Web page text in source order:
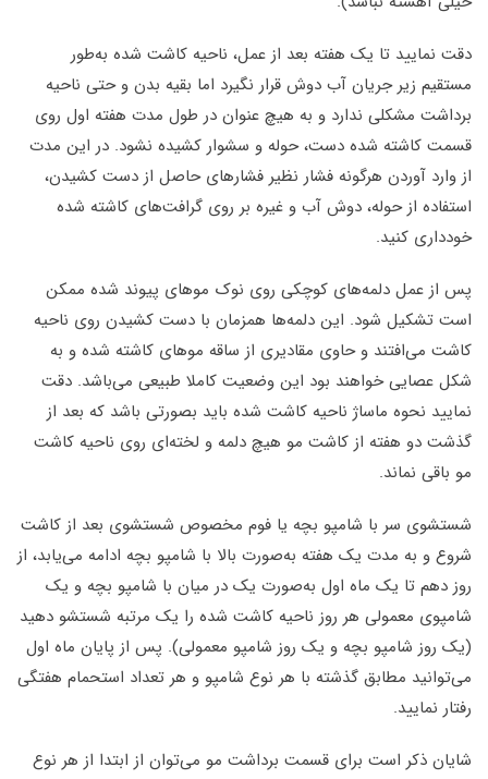
دقت نمایید تا یک هفته بعد از عمل، ناحیه کاشت شده به‌طور
مستقیم زیر جریان آب دوش قرار نگیرد اما بقیه بدن و حتی ناحیه
برداشت مشکلی ندارد و به هیچ عنوان در طول مدت هفته اول روی
قسمت کاشته شده دست، حوله و سشوار کشیده نشود. در این مدت
از وارد آوردن هرگونه فشار نظیر فشارهای حاصل از دست کشیدن،
استفاده از حوله، دوش آب و غیره بر روی گرافت‌های کاشته شده
خودداری کنید.
پس از عمل دلمه‌های کوچکی روی نوک موهای پیوند شده ممکن
است تشکیل شود. این دلمه‌ها همزمان با دست کشیدن روی ناحیه
کاشت می‌افتند و حاوی مقادیری از ساقه موهای کاشته شده و به
شکل عصایی خواهند بود این وضعیت کاملا طبیعی می‌باشد. دقت
نمایید نحوه ماساژ ناحیه کاشت شده باید بصورتی باشد که بعد از
گذشت دو هفته از کاشت مو هیچ دلمه و لخته‌ای روی ناحیه کاشت
مو باقی نماند.
شستشوی سر با شامپو بچه یا فوم مخصوص شستشوی بعد از کاشت
شروع و به مدت یک هفته به‌صورت بالا با شامپو بچه ادامه می‌یابد، از
روز دهم تا یک ماه اول به‌صورت یک در میان با شامپو بچه و یک
شامپوی معمولی هر روز ناحیه کاشت شده را یک مرتبه شستشو دهید
(یک روز شامپو بچه و یک روز شامپو معمولی). پس از پایان ماه اول
می‌توانید مطابق گذشته با هر نوع شامپو و هر تعداد استحمام هفتگی
رفتار نمایید.
شایان ذکر است برای قسمت برداشت مو می‌توان از ابتدا از هر نوع